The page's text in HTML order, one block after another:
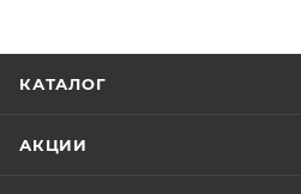
КАТАЛОГ
АКЦИИ